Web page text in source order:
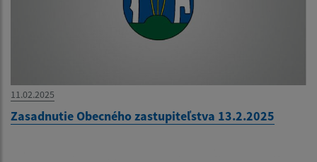
11.02.2025
Zasadnutie Obecného zastupiteľstva 13.2.2025